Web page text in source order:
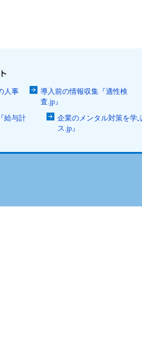
人事
導入前の情報収集『適性検
査.jp』
給与計
企業のメンタル対策を学
ス.jp』